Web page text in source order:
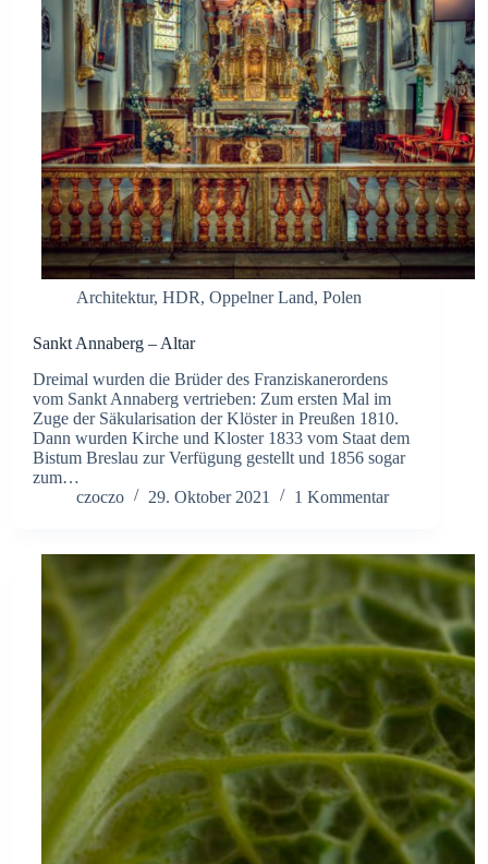
Architektur, HDR, Oppelner Land, Polen
Sankt Annaberg – Altar
Dreimal wurden die Brüder des Franziskanerordens
vom Sankt Annaberg vertrieben: Zum ersten Mal im
Zuge der Säkularisation der Klöster in Preußen 1810.
Dann wurden Kirche und Kloster 1833 vom Staat dem
Bistum Breslau zur Verfügung gestellt und 1856 sogar
zum…
czoczo
29. Oktober 2021 1 Kommentar